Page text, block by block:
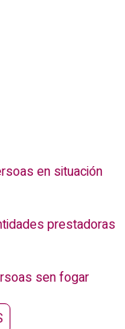
en situación
prestadoras
sen fogar